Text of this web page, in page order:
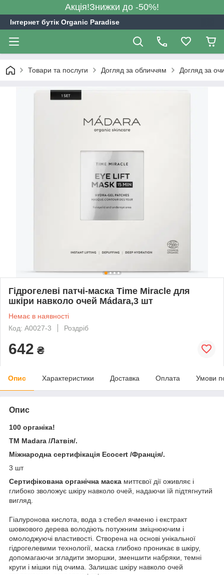
Акція!Знижки до -50%!
Інтернет бутік Organic Paradise
Товари та послуги Догляд за обличчям Догляд за
Гідрогелеві патчі-маска Time Miracle для
шкіри навколо очей Мádara,3 шт
Немає в наявності
Код: A0027-3
Роздріб
642 ₴
Опис Характеристики Доставка Оплата Умови
Опис
100 органіка!
ТМ Madara /Латвія/.
Міжнародна сертифікація Ecocert /Франція/.
3 шт
Сертифікована органічна маска миттєвої дії оживляє і
глибоко зволожує шкіру навколо очей, надаючи їй підтягнутий
вигляд.
Гіалуронова кислота, вода з стебел ячменю і екстракт
шовкового дерева володіють потужним зміцнюючим і
омолоджуючі властивості. Створена на основі унікальної
гідрогелевими технології, маска глибоко проникає в шкіру,
допомагаючи згладити зморшки, зменшити набряки, темні
круги і мішки під очима. Залишає шкіру навколо очей